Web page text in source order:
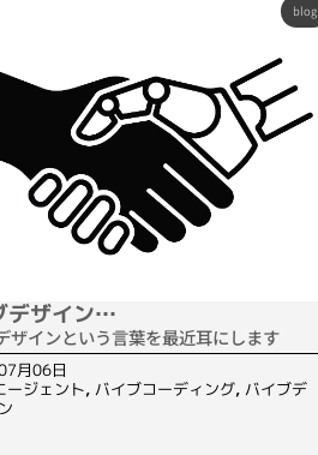
blog
デザイン…
ザインという言葉を最近耳にします
月06日
ージェント, バイブコーディング, バイブデ